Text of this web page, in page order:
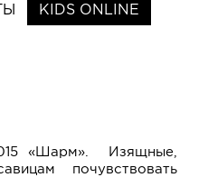
KIDS ONLINE
«Шарм». Изящные,
почувствовать